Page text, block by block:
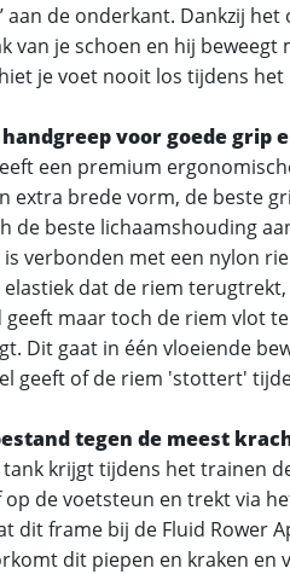
aan de onderkant. Dankzij
van je schoen en hij beweegt
je voet nooit los tijdens het
voor goede grip
een premium
extra brede vorm, de beste
de beste lichaamshouding
verbonden met een nylon
dat de riem
geeft maar toch de riem vlot
Dit gaat in één vloeiende
geeft of de riem 'stottert'
tegen de meest
krijgt tijdens het trainen
op de voetsteun en trekt via
dit frame bij de Fluid Rower
dit piepen en kraken en